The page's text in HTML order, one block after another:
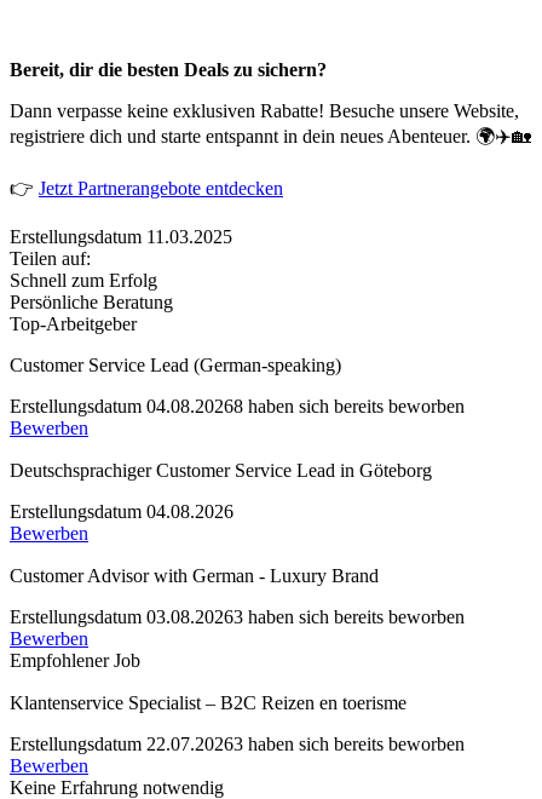
Bereit, dir die besten Deals zu sichern?
Dann verpasse keine exklusiven Rabatte! Besuche unsere Website,
registriere dich und starte entspannt in dein neues Abenteuer. 🌍✈️🏡
👉 Jetzt Partnerangebote entdecken
Erstellungsdatum 11.03.2025
Teilen auf:
Schnell zum Erfolg
Persönliche Beratung
Top-Arbeitgeber
Customer Service Lead (German-speaking)
Erstellungsdatum 04.08.20268 haben sich bereits beworben
Bewerben
Deutschsprachiger Customer Service Lead in Göteborg
Erstellungsdatum 04.08.2026
Bewerben
Customer Advisor with German - Luxury Brand
Erstellungsdatum 03.08.20263 haben sich bereits beworben
Bewerben
Empfohlener Job
Klantenservice Specialist – B2C Reizen en toerisme
Erstellungsdatum 22.07.20263 haben sich bereits beworben
Bewerben
Keine Erfahrung notwendig